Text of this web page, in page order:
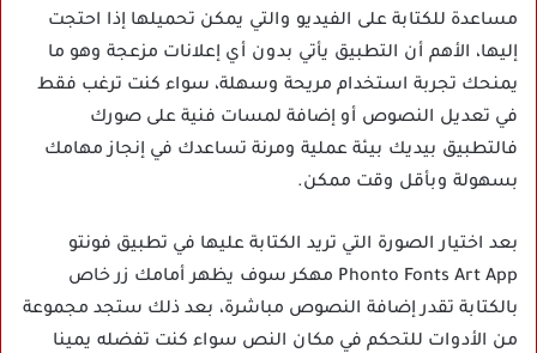
مساعدة للكتابة على الفيديو والتي يمكن تحميلها إذا احتجت
إليها، الأهم أن التطبيق يأتي بدون أي إعلانات مزعجة وهو ما
يمنحك تجربة استخدام مريحة وسهلة، سواء كنت ترغب فقط
في تعديل النصوص أو إضافة لمسات فنية على صورك
فالتطبيق بيديك بيئة عملية ومرنة تساعدك في إنجاز مهامك
بسهولة وبأقل وقت ممكن.
بعد اختيار الصورة التي تريد الكتابة عليها في تطبيق فونتو
Phonto Fonts Art App مهكر سوف يظهر أمامك زر خاص
بالكتابة تقدر إضافة النصوص مباشرة، بعد ذلك ستجد مجموعة
من الأدوات للتحكم في مكان النص سواء كنت تفضله يمينا